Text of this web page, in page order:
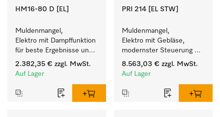
HM16-80 D [EL]
Muldenmangel,
Elektro mit Dampffunktion
für beste Ergebnisse und
höchsten Komfort.
2.382,35 € zzgl. MwSt.
Auf Lager
PRI 214 [EL STW]
Muldenmangel,
Elektro mit Gebläse,
modernster Steuerung
und flexibler Bedienhöhe.
8.563,03 € zzgl. MwSt.
Auf Lager